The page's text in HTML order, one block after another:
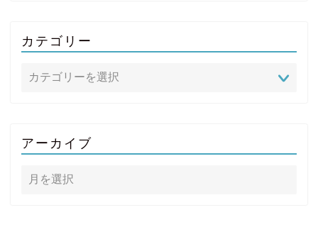
カテゴリー
アーカイブ